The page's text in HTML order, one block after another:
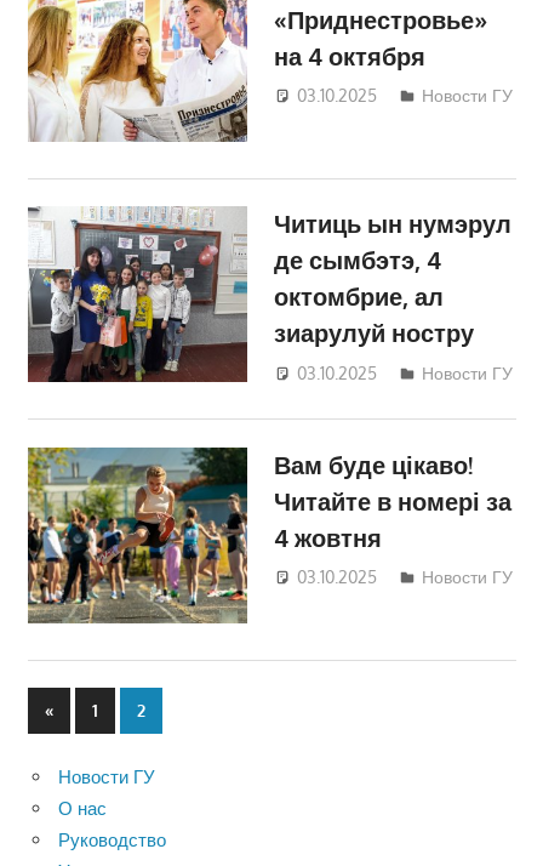
«Приднестровье»
на 4 октября
03.10.2025 Дмитрий
Новости ГУ
Читиць ын нумэрул
де сымбэтэ, 4
октомбрие, ал
зиарулуй ностру
03.10.2025 Дмитрий
Новости ГУ
Вам буде цікаво!
Читайте в номері за
4 жовтня
03.10.2025 Дмитрий
Новости ГУ
Пагинация
«Предыдущие
записи
1 2
Новости ГУ
О нас
Руководство